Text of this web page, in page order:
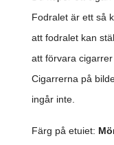
Fodralet är ett så
att fodralet kan
att förvara
Cigarrerna på
ingår inte.
Färg på etuiet: